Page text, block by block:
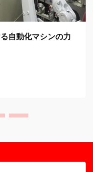
自動化マシンの力